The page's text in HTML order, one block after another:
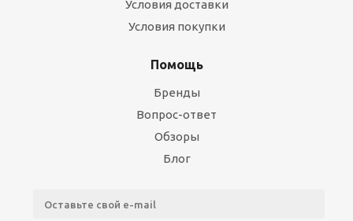
Условия доставки
Условия покупки
Помощь
Бренды
Вопрос-ответ
Обзоры
Блог